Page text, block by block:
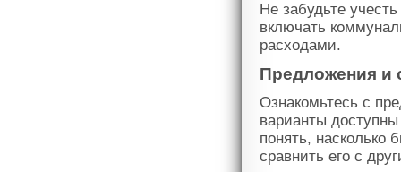
Не забудьте
включать
расходами.
Предложения и
Ознакомьтесь с
варианты
понять, насколько
сравнить его с